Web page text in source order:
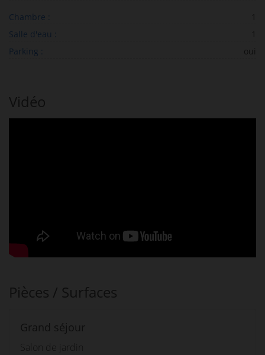
Chambre :
Salle d'eau :
Parking :
oui
Vidéo
Pièces / Surfaces
Grand séjour
Salon de jardin